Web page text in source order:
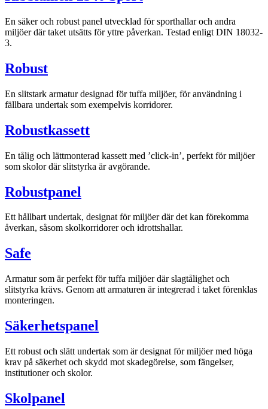
En säker och robust panel utvecklad för sporthallar och andra
miljöer där taket utsätts för yttre påverkan. Testad enligt DIN 18032-
3.
Robust
En slitstark armatur designad för tuffa miljöer, för användning i
fällbara undertak som exempelvis korridorer.
Robustkassett
En tålig och lättmonterad kassett med ’click-in’, perfekt för miljöer
som skolor där slitstyrka är avgörande.
Robustpanel
Ett hållbart undertak, designat för miljöer där det kan förekomma
åverkan, såsom skolkorridorer och idrottshallar.
Safe
Armatur som är perfekt för tuffa miljöer där slagtålighet och
slitstyrka krävs. Genom att armaturen är integrerad i taket förenklas
monteringen.
Säkerhetspanel
Ett robust och slätt undertak som är designat för miljöer med höga
krav på säkerhet och skydd mot skadegörelse, som fängelser,
institutioner och skolor.
Skolpanel